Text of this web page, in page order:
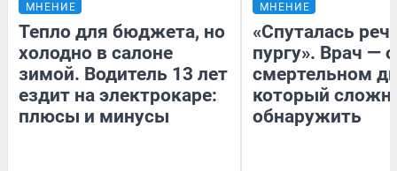
МНЕНИЕ
Тепло для бюджета, но
холодно в салоне
зимой. Водитель 13 лет
ездит на электрокаре:
плюсы и минусы
МНЕНИЕ
«Спуталась
пургу». Врач — о
смертельном
который
обнаружить